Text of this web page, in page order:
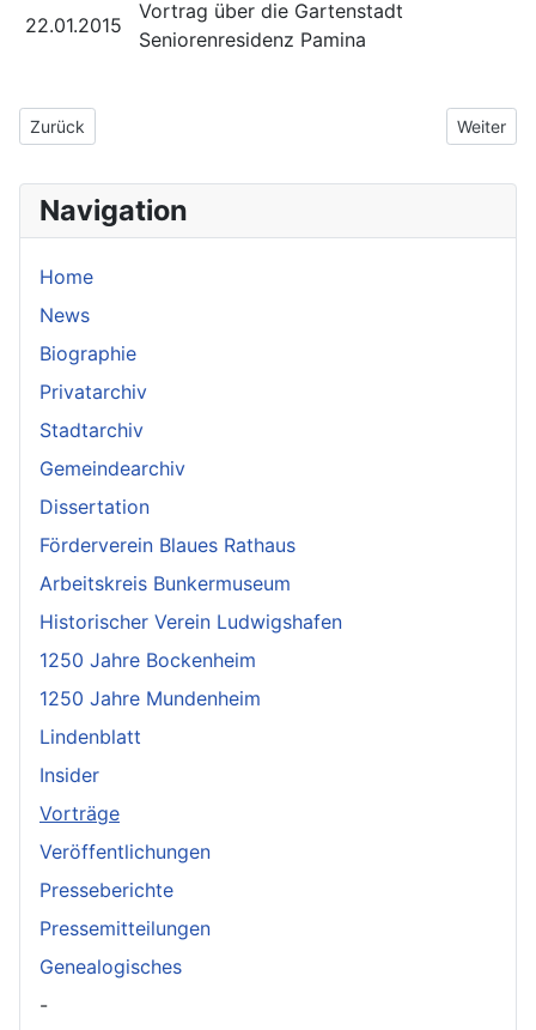
Navigation
Home
News
Biographie
Privatarchiv
Stadtarchiv
Gemeindearchiv
Dissertation
Förderverein Blaues Rathaus
Arbeitskreis Bunkermuseum
Historischer Verein Ludwigshafen
1250 Jahre Bockenheim
1250 Jahre Mundenheim
Lindenblatt
Insider
Vorträge
Veröffentlichungen
Presseberichte
Pressemitteilungen
Genealogisches
-
22.01.2015
Vortrag über die Gartenstadt
Seniorenresidenz Pamina
Vorheriger Beitrag: Vorträge 2016
Zurück Nächster
Weiter